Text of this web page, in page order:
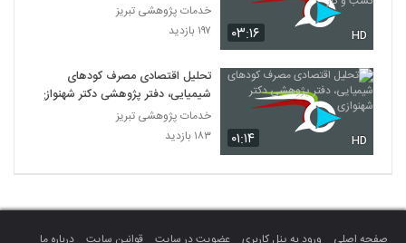
۰۳:۱۶ HD
خدمات پژوهشی تبریز
۱۹۷ بازدید
۰۱:۱۴ HD
تحلیل اقتصادی مصرف کودهای
شیمیایی، دفتر پژوهشی دکتر شهنوازی
خدمات پژوهشی تبریز
۱۸۳ بازدید